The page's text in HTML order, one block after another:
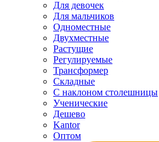
Для девочек
Для мальчиков
Одноместные
Двухместные
Растущие
Регулируемые
Трансформер
Складные
С наклоном столешницы
Ученические
Дешево
Kantor
Оптом